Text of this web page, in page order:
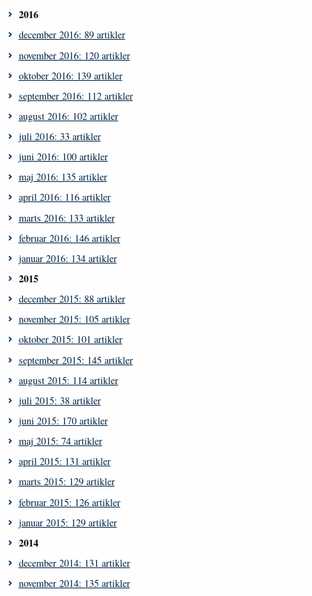
2016
december 2016: 89 artikler
november 2016: 120 artikler
oktober 2016: 139 artikler
september 2016: 112 artikler
august 2016: 102 artikler
juli 2016: 33 artikler
juni 2016: 100 artikler
maj 2016: 135 artikler
april 2016: 116 artikler
marts 2016: 133 artikler
februar 2016: 146 artikler
januar 2016: 134 artikler
2015
december 2015: 88 artikler
november 2015: 105 artikler
oktober 2015: 101 artikler
september 2015: 145 artikler
august 2015: 114 artikler
juli 2015: 38 artikler
juni 2015: 170 artikler
maj 2015: 74 artikler
april 2015: 131 artikler
marts 2015: 129 artikler
februar 2015: 126 artikler
januar 2015: 129 artikler
2014
december 2014: 131 artikler
november 2014: 135 artikler